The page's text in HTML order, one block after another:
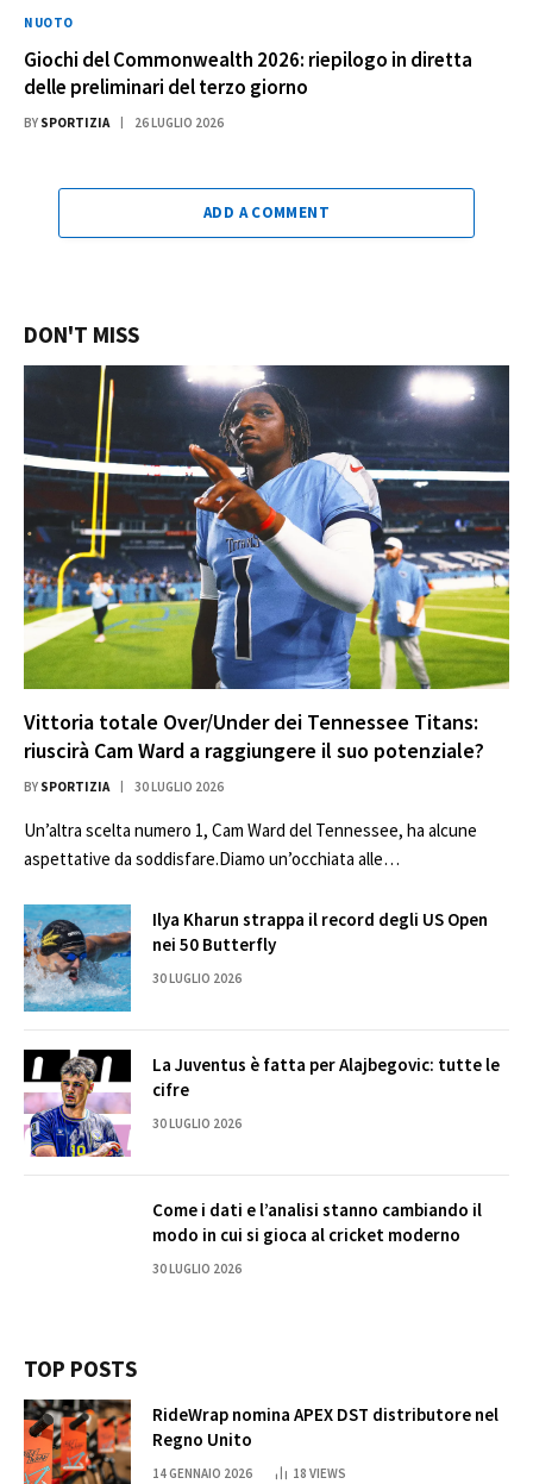
NUOTO
Giochi del Commonwealth 2026: riepilogo in diretta
delle preliminari del terzo giorno
BY SPORTIZIA 26 LUGLIO 2026
ADD A COMMENT
DON'T MISS
Vittoria totale Over/Under dei Tennessee Titans:
riuscirà Cam Ward a raggiungere il suo potenziale?
BY SPORTIZIA 30 LUGLIO 2026
Un’altra scelta numero 1, Cam Ward del Tennessee, ha alcune
aspettative da soddisfare.Diamo un’occhiata alle…
Ilya Kharun strappa il record degli US Open
nei 50 Butterfly
30 LUGLIO 2026
La Juventus è fatta per Alajbegovic: tutte le
cifre
30 LUGLIO 2026
Come i dati e l’analisi stanno cambiando il
modo in cui si gioca al cricket moderno
30 LUGLIO 2026
TOP POSTS
RideWrap nomina APEX DST distributore nel
Regno Unito
14 GENNAIO 2026 18 VIEWS